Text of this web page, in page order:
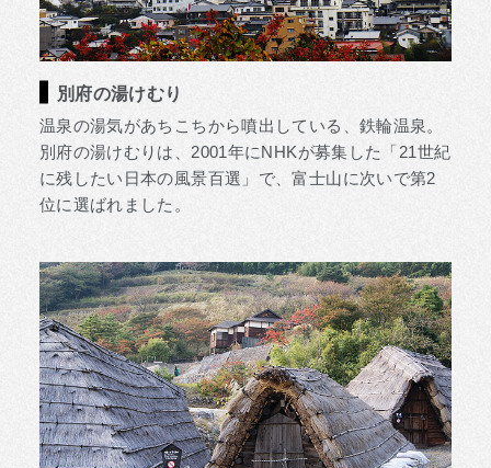
別府の湯けむり
温泉の湯気があちこちから噴出している、鉄輪温泉。
別府の湯けむりは、2001年にNHKが募集した「21世紀
に残したい日本の風景百選」で、富士山に次いで第2
位に選ばれました。